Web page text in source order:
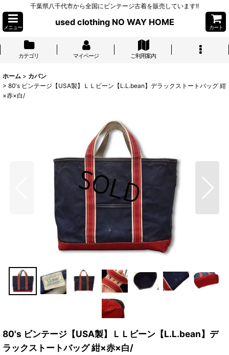
千葉県八千代市から全国にビンテージ古着を販売しています!!
メニュー
used clothing NO WAY HOME
カート
カテゴリ マイページ ご利用案内
ホーム > カバン
> 80's ビンテージ【USA製】ＬＬビーン【L.L.bean】デラックストートバッグ 紺
×赤×白/
80's ビンテージ【USA製】ＬＬビーン【L.L.bean】デ
ラックストートバッグ 紺×赤×白/